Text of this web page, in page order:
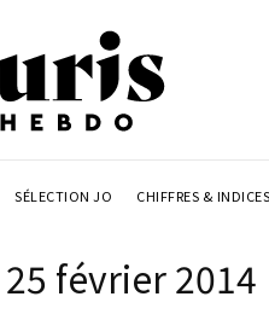
SÉLECTION JO CHIFFRES & INDICES
février 2014